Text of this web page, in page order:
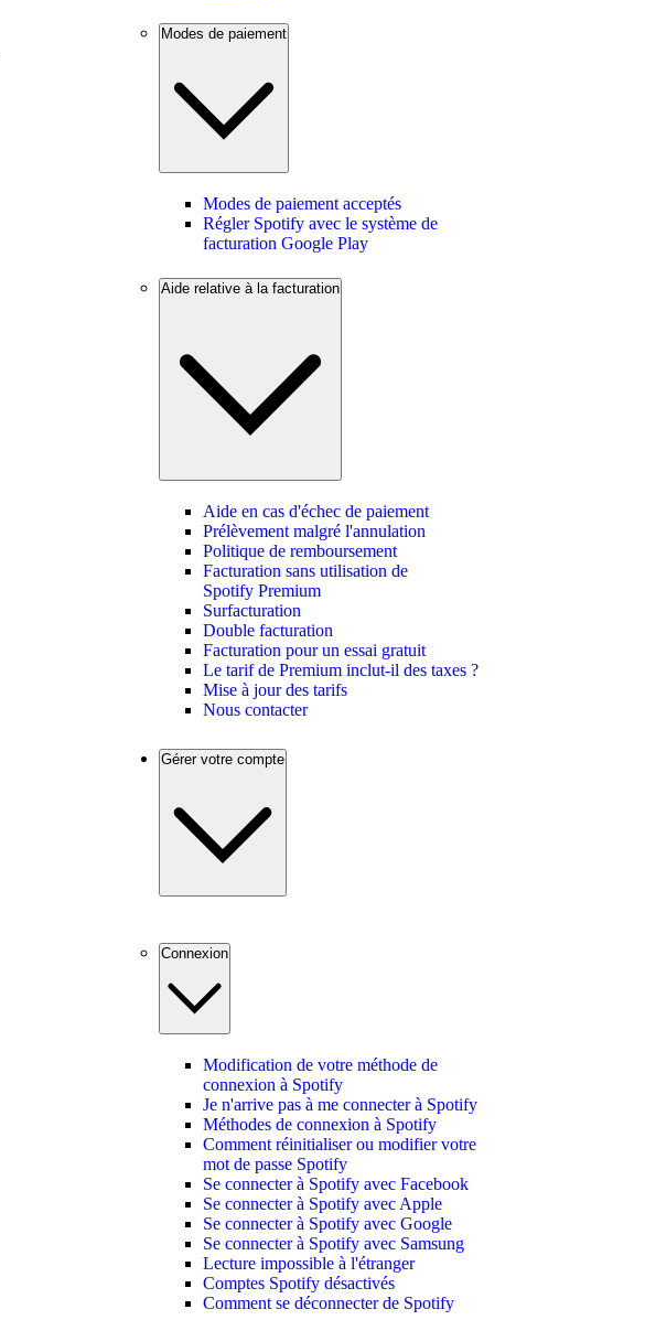
Modes de paiement
Modes de paiement acceptés
Régler Spotify avec le système de
facturation Google Play
Aide relative à la facturation
Aide en cas d'échec de paiement
Prélèvement malgré l'annulation
Politique de remboursement
Facturation sans utilisation de
Spotify Premium
Surfacturation
Double facturation
Facturation pour un essai gratuit
Le tarif de Premium inclut-il des taxes ?
Mise à jour des tarifs
Nous contacter
Gérer votre compte
Connexion
Modification de votre méthode de
connexion à Spotify
Je n'arrive pas à me connecter à Spotify
Méthodes de connexion à Spotify
Comment réinitialiser ou modifier votre
mot de passe Spotify
Se connecter à Spotify avec Facebook
Se connecter à Spotify avec Apple
Se connecter à Spotify avec Google
Se connecter à Spotify avec Samsung
Lecture impossible à l'étranger
Comptes Spotify désactivés
Comment se déconnecter de Spotify